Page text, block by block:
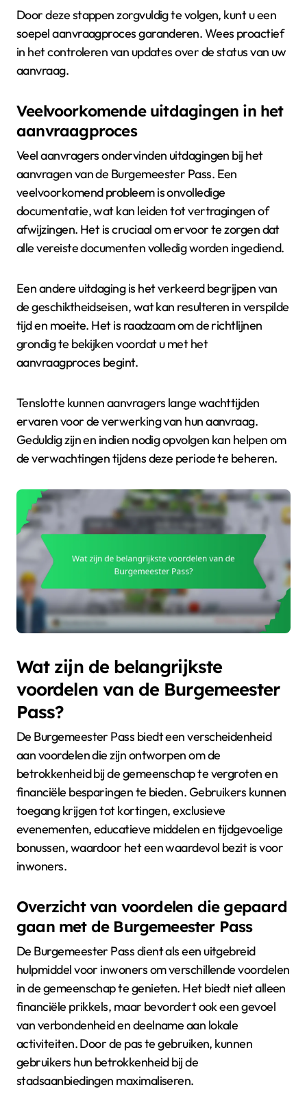
Door deze stappen zorgvuldig te volgen, kunt u een
soepel aanvraagproces garanderen. Wees proactief
in het controleren van updates over de status van uw
aanvraag.
Veelvoorkomende uitdagingen in het
aanvraagproces
Veel aanvragers ondervinden uitdagingen bij het
aanvragen van de Burgemeester Pass. Een
veelvoorkomend probleem is onvolledige
documentatie, wat kan leiden tot vertragingen of
afwijzingen. Het is cruciaal om ervoor te zorgen dat
alle vereiste documenten volledig worden ingediend.
Een andere uitdaging is het verkeerd begrijpen van
de geschiktheidseisen, wat kan resulteren in verspilde
tijd en moeite. Het is raadzaam om de richtlijnen
grondig te bekijken voordat u met het
aanvraagproces begint.
Tenslotte kunnen aanvragers lange wachttijden
ervaren voor de verwerking van hun aanvraag.
Geduldig zijn en indien nodig opvolgen kan helpen om
de verwachtingen tijdens deze periode te beheren.
Wat zijn de belangrijkste
voordelen van de Burgemeester
Pass?
De Burgemeester Pass biedt een verscheidenheid
aan voordelen die zijn ontworpen om de
betrokkenheid bij de gemeenschap te vergroten en
financiële besparingen te bieden. Gebruikers kunnen
toegang krijgen tot kortingen, exclusieve
evenementen, educatieve middelen en tijdgevoelige
bonussen, waardoor het een waardevol bezit is voor
inwoners.
Overzicht van voordelen die gepaard
gaan met de Burgemeester Pass
De Burgemeester Pass dient als een uitgebreid
hulpmiddel voor inwoners om verschillende voordelen
in de gemeenschap te genieten. Het biedt niet alleen
financiële prikkels, maar bevordert ook een gevoel
van verbondenheid en deelname aan lokale
activiteiten. Door de pas te gebruiken, kunnen
gebruikers hun betrokkenheid bij de
stadsaanbiedingen maximaliseren.